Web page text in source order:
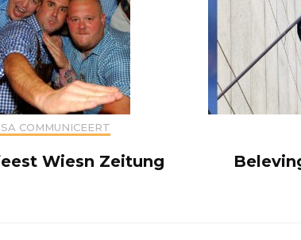
COMMUNICEERT
Wiesn Zeitung